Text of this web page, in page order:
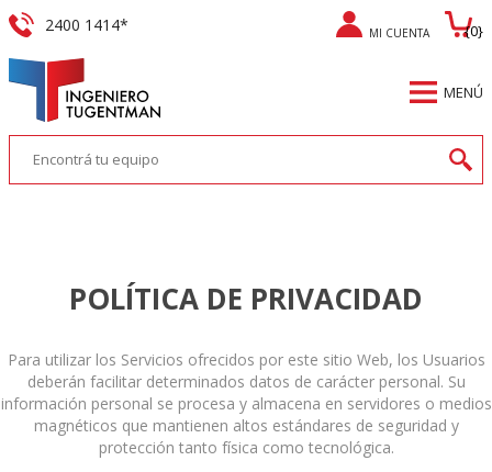
MENÚ
2400 1414* MI CUENTA {0}
POLÍTICA DE PRIVACIDAD
Para utilizar los Servicios ofrecidos por este sitio Web, los Usuarios
deberán facilitar determinados datos de carácter personal. Su
información personal se procesa y almacena en servidores o medios
magnéticos que mantienen altos estándares de seguridad y
protección tanto física como tecnológica.